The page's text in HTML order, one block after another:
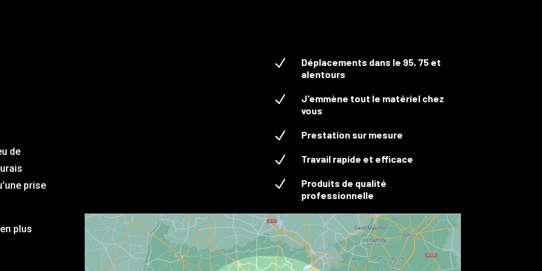
de
prise
plus
N
Déplacements dans le 95, 75 et
alentours
N
J'emmène tout le matériel chez
vous
N Prestation sur mesure
N Travail rapide et efficace
N
Produits de qualité
professionnelle